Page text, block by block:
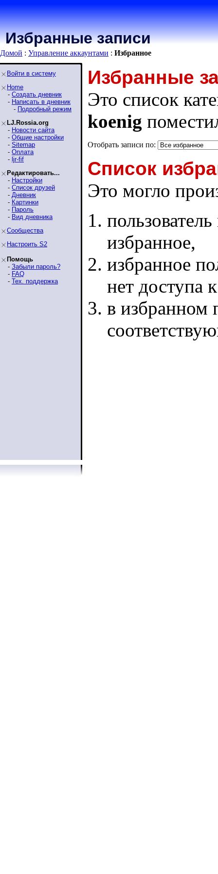
Избранные записи
Домой : Управление аккаунтами : Избранное
Войти в систему
Home
- Создать дневник
- Написать в дневник
- Подробный режим
LJ.Rossia.org
- Новости сайта
- Общие настройки
- Sitemap
- Оплата
- ljr-fif
Редактировать...
- Настройки
- Список друзей
- Дневник
- Картинки
- Пароль
- Вид дневника
Сообщества
Настроить S2
Помощь
- Забыли пароль?
- FAQ
- Тех. поддержка
Избранные
Это список
koenig
Отобрать записи по:
Список
Это могло
избранное,
избранное
нет доступа
в избранном